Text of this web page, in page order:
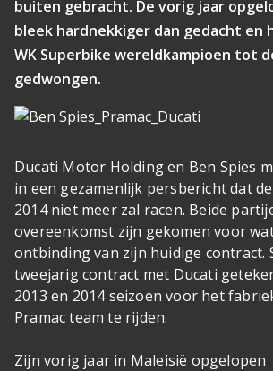
buiten gebracht. De vorig jaar
bleek hardnekkiger dan gedacht en
WK Superbike wereldkampioen tot
gedwongen.
Ducati Motor Holding en Ben Spies
in een gezamenlijk persbericht dat
2014 niet meer zal racen. Beide
overeenkomst zijn gekomen voor
ontbinding van zijn huidige contract.
tweejarig contract met Ducati
2013 en 2014 seizoen voor het
Pramac team te rijden.
Zijn vorig jaar in Maleisië opgelopen